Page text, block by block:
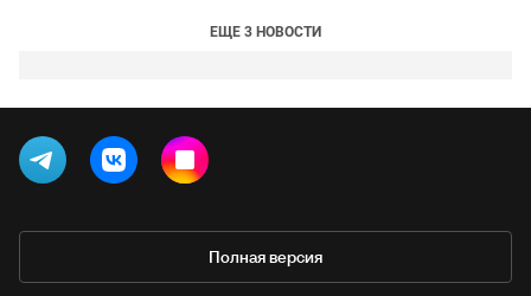
ЕЩЕ 3 НОВОСТИ
Полная версия